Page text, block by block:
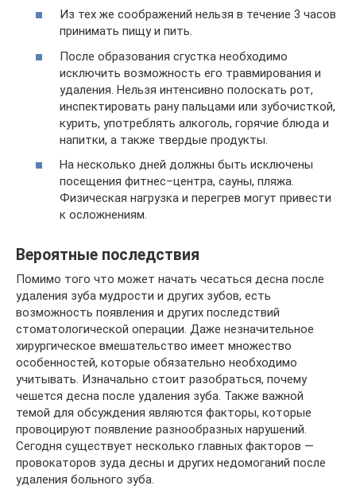
Из тех же соображений нельзя в течение 3 часов
принимать пищу и пить.
После образования сгустка необходимо
исключить возможность его травмирования и
удаления. Нельзя интенсивно полоскать рот,
инспектировать рану пальцами или зубочисткой,
курить, употреблять алкоголь, горячие блюда и
напитки, а также твердые продукты.
На несколько дней должны быть исключены
посещения фитнес–центра, сауны, пляжа.
Физическая нагрузка и перегрев могут привести
к осложнениям.
Вероятные последствия
Помимо того что может начать чесаться десна после
удаления зуба мудрости и других зубов, есть
возможность появления и других последствий
стоматологической операции. Даже незначительное
хирургическое вмешательство имеет множество
особенностей, которые обязательно необходимо
учитывать. Изначально стоит разобраться, почему
чешется десна после удаления зуба. Также важной
темой для обсуждения являются факторы, которые
провоцируют появление разнообразных нарушений.
Сегодня существует несколько главных факторов —
провокаторов зуда десны и других недомоганий после
удаления больного зуба.